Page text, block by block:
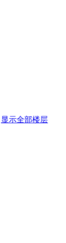
显示全部楼层